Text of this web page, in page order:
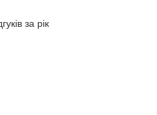
за рік